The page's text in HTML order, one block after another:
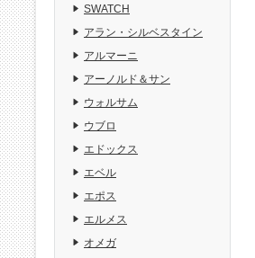
SWATCH
アラン・シルベスタイン
アルマーニ
アーノルド＆サン
ウォルサム
ウブロ
エドックス
エベル
エポス
エルメス
オメガ